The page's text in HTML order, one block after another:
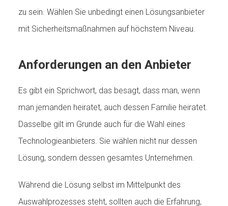
zu sein. Wählen Sie unbedingt einen Lösungsanbieter
mit Sicherheitsmaßnahmen auf höchstem Niveau.
Anforderungen an den Anbieter
Es gibt ein Sprichwort, das besagt, dass man, wenn
man jemanden heiratet, auch dessen Familie heiratet.
Dasselbe gilt im Grunde auch für die Wahl eines
Technologieanbieters. Sie wählen nicht nur dessen
Lösung, sondern dessen gesamtes Unternehmen.
Während die Lösung selbst im Mittelpunkt des
Auswahlprozesses steht, sollten auch die Erfahrung,